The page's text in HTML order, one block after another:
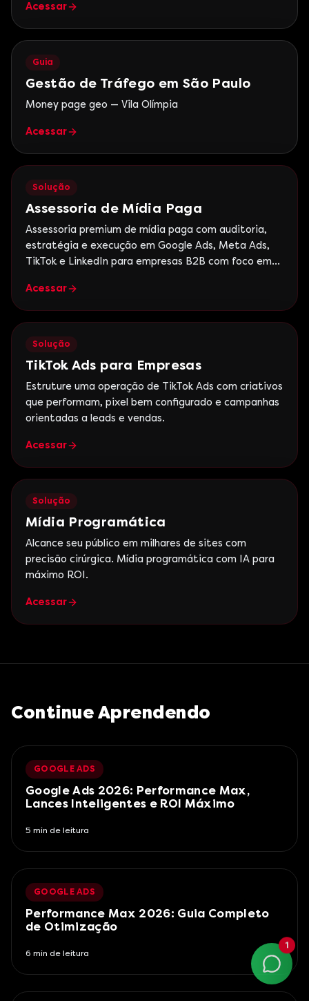
Acessar
Guia
Gestão de Tráfego em São Paulo
Money page geo — Vila Olímpia
Acessar
Solução
Assessoria de Mídia Paga
Assessoria premium de mídia paga com auditoria,
estratégia e execução em Google Ads, Meta Ads,
TikTok e LinkedIn para empresas B2B com foco em
Acessar
Solução
TikTok Ads para Empresas
Estruture uma operação de TikTok Ads com criativos
que performam, pixel bem configurado e campanhas
orientadas a leads e vendas.
Acessar
Solução
Mídia Programática
Alcance seu público em milhares de sites com
precisão cirúrgica. Mídia programática com IA para
máximo ROI.
Acessar
Continue Aprendendo
GOOGLE ADS
Google Ads 2026: Performance Max,
Lances Inteligentes e ROI Máximo
5 min de leitura
GOOGLE ADS
Performance Max 2026: Guia Completo
de Otimização
6 min de leitura
1